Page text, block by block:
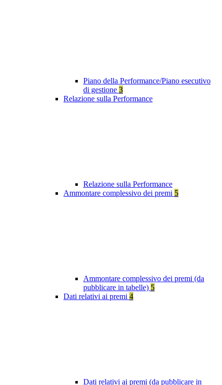
Piano della Performance/Piano esecutivo
di gestione 3
Relazione sulla Performance
Relazione sulla Performance
Ammontare complessivo dei premi 5
Ammontare complessivo dei premi (da
pubblicare in tabelle) 5
Dati relativi ai premi 4
Dati relativi ai premi (da pubblicare in